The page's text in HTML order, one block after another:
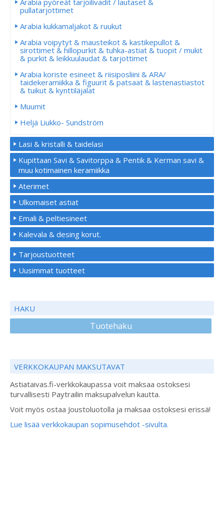
Arabia pyöreät tarjoilivadit / lautaset &
pullatarjottimet
Arabia kukkamaljakot & ruukut
Arabia voipytyt & mausteikot & kastikepullot &
sirottimet & hillopurkit & tuhka-astiat & tuopit / mukit
& purkit & leikkuulaudat & tarjottimet
Arabia koriste esineet & riisiposliini & ARA/
taidekeramiikka & figuurit & patsaat & lastenastiastot
& tuikut & kynttiläjalat
Muumit
Heljä Liukko- Sundström
Lasi & kristalli & taidelasi
Kupittaan Savi & Savitorppa & Pentik & Kerman savi &
muu kotimainen keramiikka
Aterimet
Ulkomaiset astiat
Emali & peltiesineet
Kalevala & desing korut.
Tarjoustuotteet
Uusimmat tuotteet
HAKU
Tuotehaku
VERKKOKAUPAN MAKSUTAVAT
Astiataivas.fi-verkkokaupassa voit maksaa ostoksesi
turvallisesti Paytrailin maksupalvelun kautta.
Voit myös ostaa Joustoluotolla ja maksaa ostoksesi erissä!
Lue lisää verkkokaupan sopimusehdot -sivulta.